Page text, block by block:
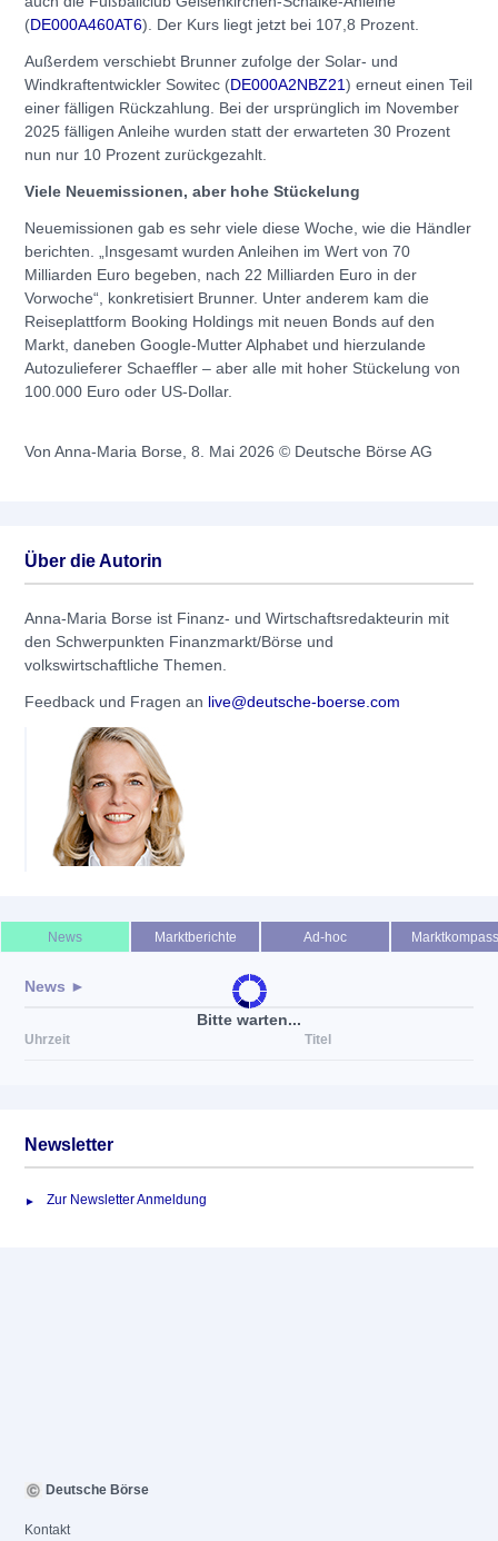
(DE000A460AT6). Der Kurs liegt jetzt bei 107,8 Prozent.
Außerdem verschiebt Brunner zufolge der Solar- und
Windkraftentwickler Sowitec (DE000A2NBZ21) erneut einen Teil
einer fälligen Rückzahlung. Bei der ursprünglich im November
2025 fälligen Anleihe wurden statt der erwarteten 30 Prozent
nun nur 10 Prozent zurückgezahlt.
Viele Neuemissionen, aber hohe Stückelung
Neuemissionen gab es sehr viele diese Woche, wie die Händler
berichten. „Insgesamt wurden Anleihen im Wert von 70
Milliarden Euro begeben, nach 22 Milliarden Euro in der
Vorwoche“, konkretisiert Brunner. Unter anderem kam die
Reiseplattform Booking Holdings mit neuen Bonds auf den
Markt, daneben Google-Mutter Alphabet und hierzulande
Autozulieferer Schaeffler – aber alle mit hoher Stückelung von
100.000 Euro oder US-Dollar.
Von Anna-Maria Borse, 8. Mai 2026 © Deutsche Börse AG
Über die Autorin
Anna-Maria Borse ist Finanz- und Wirtschaftsredakteurin mit
den Schwerpunkten Finanzmarkt/Börse und
volkswirtschaftliche Themen.
Feedback und Fragen an live@deutsche-boerse.com
Bitte warten...
News Marktberichte Ad-hoc Marktkompass
News ►
Uhrzeit Titel
Newsletter
Zur Newsletter Anmeldung
Deutsche Börse
Kontakt